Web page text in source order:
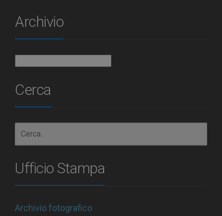
Archivio
Cerca
Ufficio Stampa
Archivio fotografico